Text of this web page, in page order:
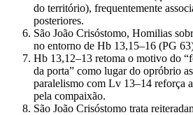
do território), frequentemente
posteriores.
São João Crisóstomo, Homilias
no entorno de Hb 13,15–16 (PG
Hb 13,12–13 retoma o motivo do
da porta” como lugar do opróbrio
paralelismo com Lv 13–14 reforça
pela compaixão.
São João Crisóstomo trata